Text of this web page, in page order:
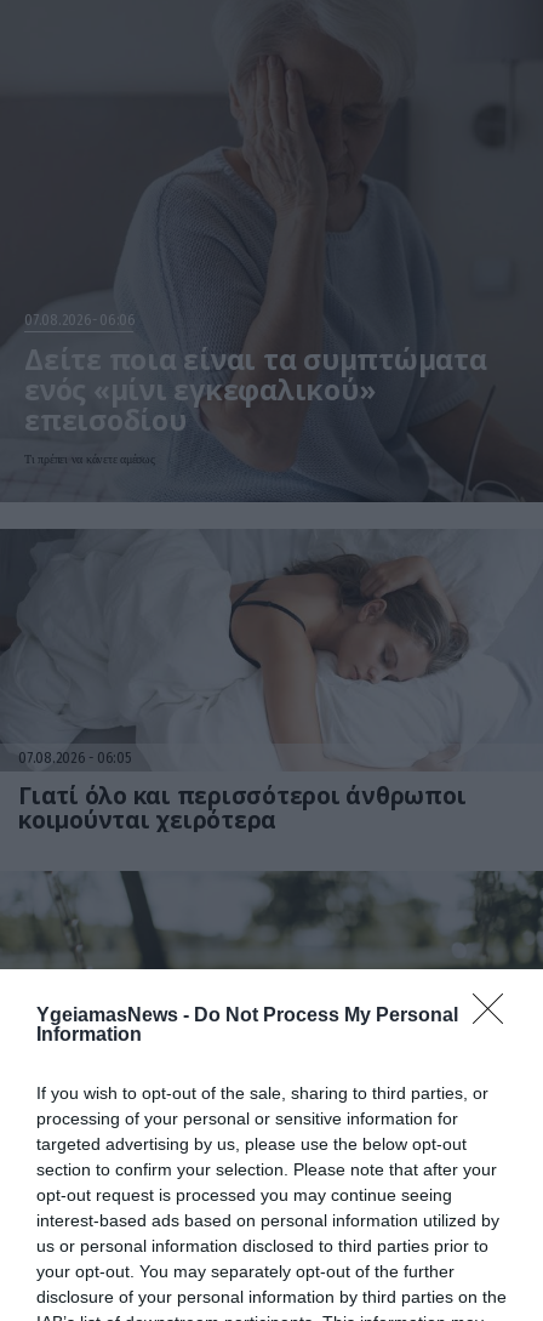
YgeiamasNews - Do Not Process My Personal
Information
If you wish to opt-out of the sale, sharing to third parties, or
processing of your personal or sensitive information for
targeted advertising by us, please use the below opt-out
section to confirm your selection. Please note that after your
opt-out request is processed you may continue seeing
interest-based ads based on personal information utilized by
us or personal information disclosed to third parties prior to
your opt-out. You may separately opt-out of the further
disclosure of your personal information by third parties on the
07.08.2026 06:06
Δείτε ποια είναι τα συμπτώματα
ενός «μίνι εγκεφαλικού»
επεισοδίου
Τι πρέπει να κάνετε αμέσως
07.08.2026 06:05
Γιατί όλο και περισσότεροι άνθρωποι
κοιμούνται χειρότερα
06.08.2026 21:06
Μπορούμε να ζήσουμε 194 χρόνια; – Ρώσοι
επιστήμονες εξετάζουν τα θεωρητικά όρια
της ανθρώπινης ζωής